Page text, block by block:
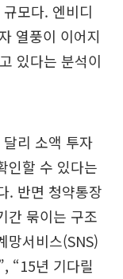
모다. 엔비디
열풍이 이어지
있다는 분석이
리 소액 투자
인할 수 있다는
. 반면 청약통장
간 묶이는 구조
망서비스(SNS)
“15년 기다릴